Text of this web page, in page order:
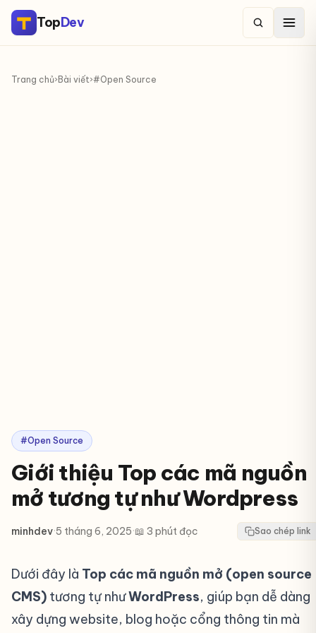
TopDev
Trang chủ› Bài viết›#Open Source
#Open Source
Giới thiệu Top các mã nguồn
mở tương tự như Wordpress
minhdev·5 tháng 6, 2025·📖 3 phút đọc Sao chép link
Dưới đây là Top các mã nguồn mở (open source
CMS) tương tự nhưWordPress, giúp bạn dễ dàng
xây dựng website, blog hoặc cổng thông tin mà